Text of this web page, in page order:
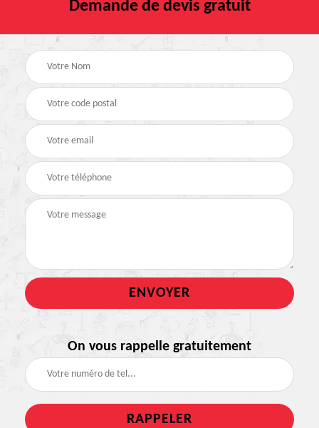
Demande de devis gratuit
On vous rappelle gratuitement